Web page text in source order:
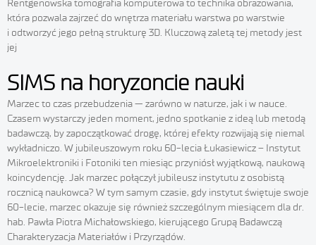
Rentgenowska tomografia komputerowa to technika obrazowania,
która pozwala zajrzeć do wnętrza materiału warstwa po warstwie
i odtworzyć jego pełną strukturę 3D. Kluczową zaletą tej metody jest
jej
SIMS na horyzoncie nauki
Marzec to czas przebudzenia — zarówno w naturze, jak i w nauce.
Czasem wystarczy jeden moment, jedno spotkanie z ideą lub metodą
badawczą, by zapoczątkować drogę, której efekty rozwijają się niemal
wykładniczo. W jubileuszowym roku 60-lecia Łukasiewicz – Instytut
Mikroelektroniki i Fotoniki ten miesiąc przyniósł wyjątkową, naukową
koincydencję. Jak marzec połączył jubileusz instytutu z osobistą
rocznicą naukowca? W tym samym czasie, gdy instytut świętuje swoje
60-lecie, marzec okazuje się również szczególnym miesiącem dla dr.
hab. Pawła Piotra Michałowskiego, kierującego Grupą Badawczą
Charakteryzacja Materiałów i Przyrządów.